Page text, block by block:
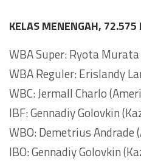
KELAS MENENGAH,
WBA Super: Ryota Murata
WBA Reguler: Erislandy
WBC: Jermall Charlo
IBF: Gennadiy Golovkin
WBO: Demetrius Andrade
IBO: Gennadiy Golovkin